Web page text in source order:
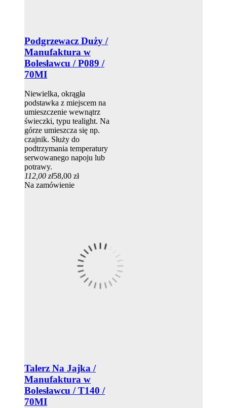
Podgrzewacz Duży /
Manufaktura w
Bolesławcu / P089 /
70MI
Niewielka, okrągła
podstawka z miejscem na
umieszczenie wewnątrz
świeczki, typu tealight. Na
górze umieszcza się np.
czajnik. Służy do
podtrzymania temperatury
serwowanego napoju lub
potrawy.
112,00 zł58,00 zł
Na zamówienie
Talerz Na Jajka /
Manufaktura w
Bolesławcu / T140 /
70MI